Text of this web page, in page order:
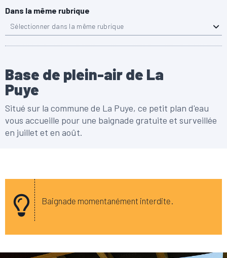
Dans la même rubrique
Sélectionner dans la même rubrique
Base de plein-air de La
Puye
Situé sur la commune de La Puye, ce petit plan d'eau
vous accueille pour une baignade gratuite et surveillée
en juillet et en août.
Baignade momentanément interdite.